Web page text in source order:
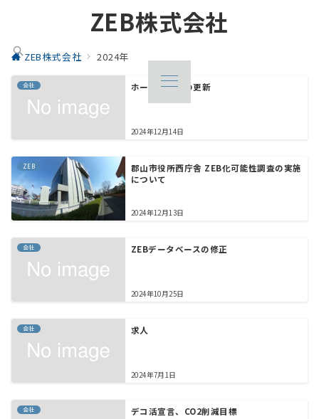
ZEB株式会社
ZEB株式会社 2024年
会社 ホームページの更新
2024年12月14日
ZEB
郡山市役所西庁舎 ZEB化可能性調査の実施
について
2024年12月13日
会社 ZEBデータベースの修正
2024年10月25日
会社 求人
2024年7月1日
会社 デコ活宣言、CO2削減目標